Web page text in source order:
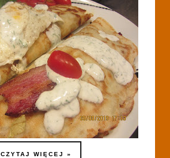
CZYTAJ WIĘCEJ »